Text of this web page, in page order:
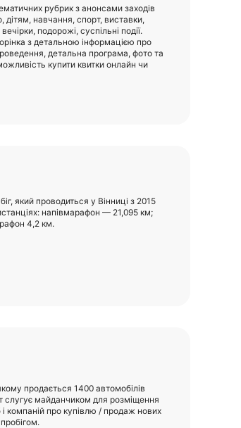
рубрик з анонсами заходів
дітям, навчання, спорт, виставки,
подорожі, суспільні події.
з детальною інформацією про
детальна програма, фото та
можливість купити квитки онлайн чи
який проводиться у Вінниці з 2015
напівмарафон — 21,095 км;
4,2 км.
продається 1400 автомобілів
слугує майданчиком для розміщення
компаній про купівлю / продаж нових